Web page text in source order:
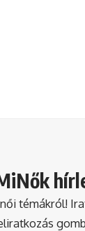
témákról!